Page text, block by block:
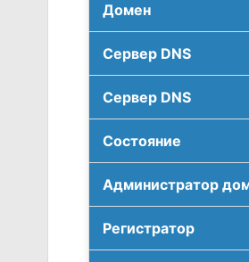
Домен
Сервер DNS
Сервер DNS
Соcтояние
Администратор
Регистратор